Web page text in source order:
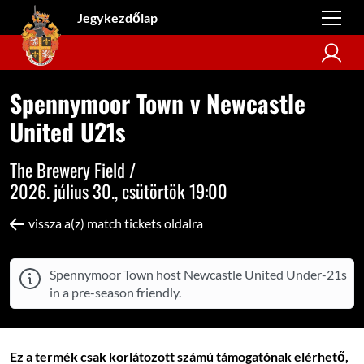
Jegykezdőlap
Spennymoor Town v Newcastle
United U21s
The Brewery Field /
2026. július 30., csütörtök 19:00
vissza a(z) match tickets oldalra
Spennymoor Town host Newcastle United Under-21s
in a pre-season friendly.
Ez a termék csak korlátozott számú támogatónak elérhető,